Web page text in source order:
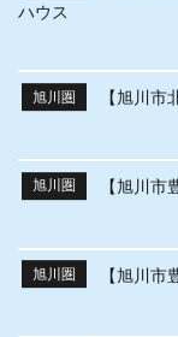
ハウス
旭川圏 【旭川市
旭川圏 【旭川市
旭川圏 【旭川市